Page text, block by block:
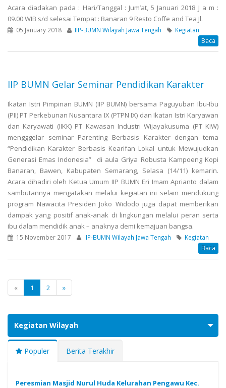
Acara diadakan pada : Hari/Tanggal : Jum’at, 5 Januari 2018 J a m :
09.00 WIB s/d selesai Tempat : Banaran 9 Resto Coffe and Tea Jl.
05 January 2018 IIP-BUMN Wilayah Jawa Tengah Kegiatan
Baca
IIP BUMN Gelar Seminar Pendidikan Karakter
Ikatan Istri Pimpinan BUMN (IIP BUMN) bersama Paguyuban Ibu-Ibu
(PII) PT Perkebunan Nusantara IX (PTPN IX) dan Ikatan Istri Karyawan
dan Karyawati (IIKK) PT Kawasan Industri Wijayakusuma (PT KIW)
mengggelar seminar Parenting Berbasis Karakter dengan tema
“Pendidikan Karakter Berbasis Kearifan Lokal untuk Mewujudkan
Generasi Emas Indonesia” di aula Griya Robusta Kampoeng Kopi
Banaran, Bawen, Kabupaten Semarang, Selasa (14/11) kemarin.
Acara dihadiri oleh Ketua Umum IIP BUMN Eri Imam Aprianto dalam
sambutannya mengatakan melalui kegiatan ini selain mendukung
program Nawacita Presiden Joko Widodo juga dapat memberikan
dampak yang positif anak-anak di ling­kungan melalui peran serta
ibu dalam mendidik anak – anaknya demi kemajuan bangsa.
15 November 2017 IIP-BUMN Wilayah Jawa Tengah Kegiatan
Baca
« 1 2 »
Kegiatan Wilayah
Populer Berita Terakhir
Peresmian Masjid Nurul Huda Kelurahan Pengawu Kec.